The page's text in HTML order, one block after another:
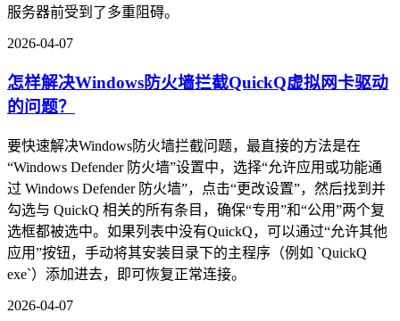
服务器前受到了多重阻碍。
2026-04-07
怎样解决Windows防火墙拦截QuickQ虚拟网卡驱动
的问题？
要快速解决Windows防火墙拦截问题，最直接的方法是在
“Windows Defender 防火墙”设置中，选择“允许应用或功能通
过 Windows Defender 防火墙”，点击“更改设置”，然后找到并
勾选与 QuickQ 相关的所有条目，确保“专用”和“公用”两个复
选框都被选中。如果列表中没有QuickQ，可以通过“允许其他
应用”按钮，手动将其安装目录下的主程序（例如 `QuickQ
exe`）添加进去，即可恢复正常连接。
2026-04-07